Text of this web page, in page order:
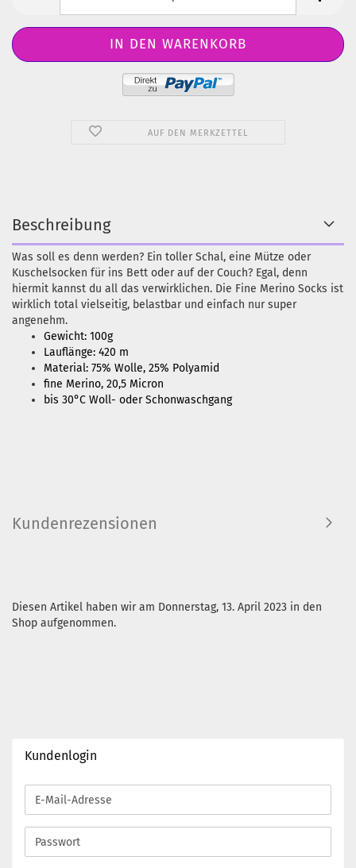
AUF DEN MERKZETTEL
Beschreibung
Was soll es denn werden? Ein toller Schal, eine Mütze oder
Kuschelsocken für ins Bett oder auf der Couch? Egal, denn
hiermit kannst du all das verwirklichen. Die Fine Merino Socks ist
wirklich total vielseitig, belastbar und einfach nur super
angenehm.
Gewicht: 100g
Lauflänge: 420 m
Material: 75% Wolle, 25% Polyamid
fine Merino, 20,5 Micron
bis 30°C Woll- oder Schonwaschgang
Kundenrezensionen
Diesen Artikel haben wir am Donnerstag, 13. April 2023 in den
Shop aufgenommen.
Kundenlogin
E-
Mail-
Adresse
Passwort